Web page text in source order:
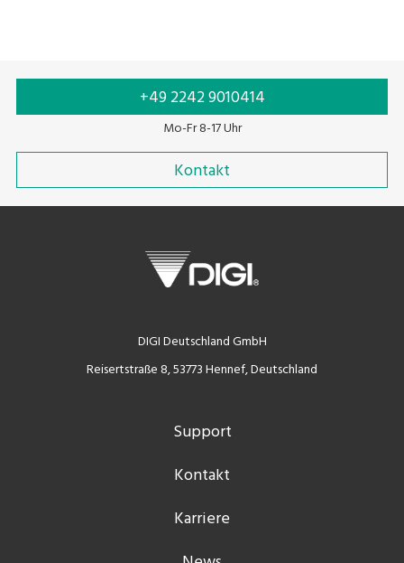
+49 2242 9010414
Mo-Fr 8-17 Uhr
Kontakt
DIGI Deutschland GmbH
Reisertstraße 8, 53773 Hennef, Deutschland
Support
Kontakt
Karriere